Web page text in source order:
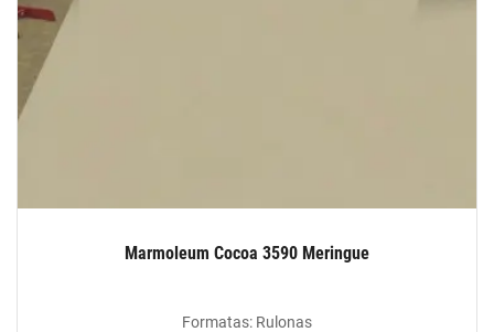
Marmoleum Cocoa 3590 Meringue
Formatas: Rulonas